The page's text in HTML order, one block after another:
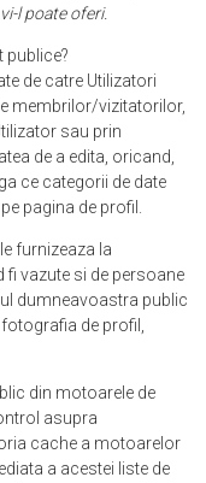
l poate oferi.
publice?
de catre Utilizatori
membrilor/vizitatorilor,
sau prin
de a edita, oricand,
ce categorii de date
pagina de profil.
furnizeaza la
vazute si de persoane
dumneavoastra public
de profil,
din motoarele de
asupra
cache a motoarelor
a acestei liste de